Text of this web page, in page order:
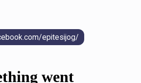
epitesijog/